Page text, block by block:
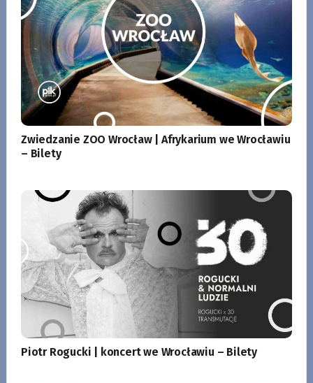
Zwiedzanie ZOO Wrocław | Afrykarium we Wrocławiu
– Bilety
Piotr Rogucki | koncert we Wrocławiu – Bilety